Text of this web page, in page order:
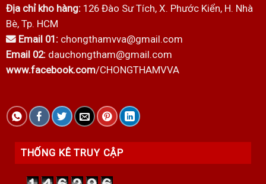
Địa chỉ kho hàng:126 Đào Sư Tích, X. Phước Kiển, H. Nhà
Bè, Tp. HCM
Email 01:chongthamvva@gmail.com
Email 02:dauchongtham@gmail.com
www.facebook.com/CHONGTHAMVVA
THỐNG KÊ TRUY CẬP